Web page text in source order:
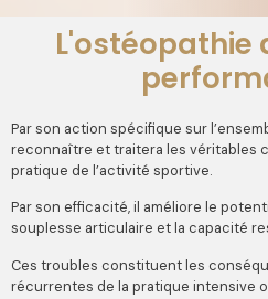
L'ostéopathie
Par son action spécifique sur
reconnaître et traitera les véritables
pratique de l’activité sportive.
Par son efficacité, il améliore le
souplesse articulaire et la capacité
Ces troubles constituent les
récurrentes de la pratique intensive